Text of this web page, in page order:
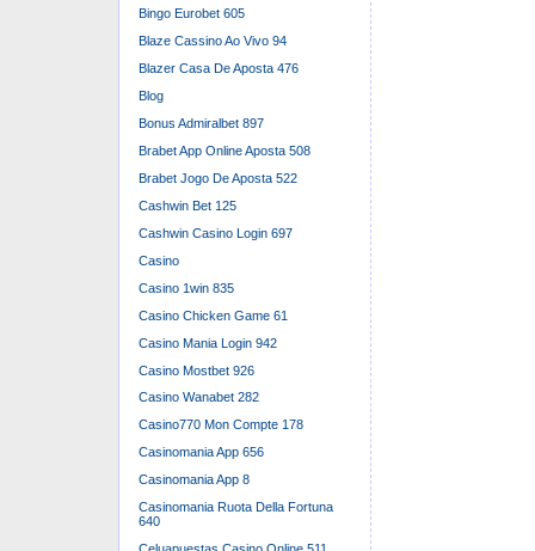
Bingo Eurobet 605
Blaze Cassino Ao Vivo 94
Blazer Casa De Aposta 476
Blog
Bonus Admiralbet 897
Brabet App Online Aposta 508
Brabet Jogo De Aposta 522
Cashwin Bet 125
Cashwin Casino Login 697
Casino
Casino 1win 835
Casino Chicken Game 61
Casino Mania Login 942
Casino Mostbet 926
Casino Wanabet 282
Casino770 Mon Compte 178
Casinomania App 656
Casinomania App 8
Casinomania Ruota Della Fortuna
640